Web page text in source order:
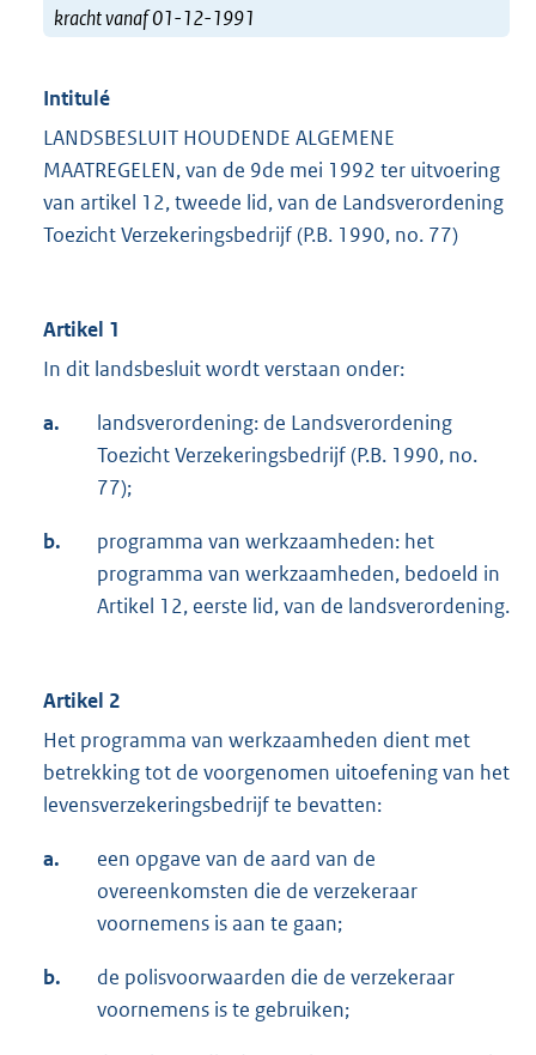
kracht vanaf 01-12-1991
Intitulé
LANDSBESLUIT HOUDENDE ALGEMENE
MAATREGELEN, van de 9de mei 1992 ter uitvoering
van artikel 12, tweede lid, van de Landsverordening
Toezicht Verzekeringsbedrijf (P.B. 1990, no. 77)
Artikel 1
In dit landsbesluit wordt verstaan onder:
a.
landsverordening: de Landsverordening
Toezicht Verzekeringsbedrijf (P.B. 1990, no.
77);
b.
programma van werkzaamheden: het
programma van werkzaamheden, bedoeld in
Artikel 12, eerste lid, van de landsverordening.
Artikel 2
Het programma van werkzaamheden dient met
betrekking tot de voorgenomen uitoefening van het
levensverzekeringsbedrijf te bevatten:
a.
een opgave van de aard van de
overeenkomsten die de verzekeraar
voornemens is aan te gaan;
b.
de polisvoorwaarden die de verzekeraar
voornemens is te gebruiken;